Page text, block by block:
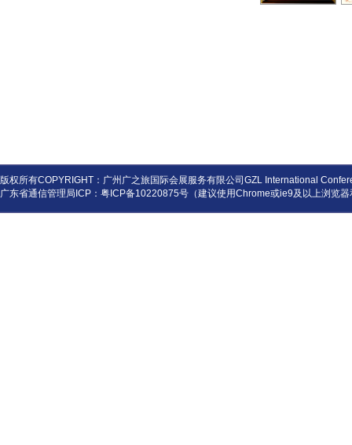
版权所有COPYRIGHT：广州广之旅国际会展服务有限公司GZL International
广东省通信管理局ICP： 粤ICP备10220875号 （建议使用Chrome或ie9及以上浏览